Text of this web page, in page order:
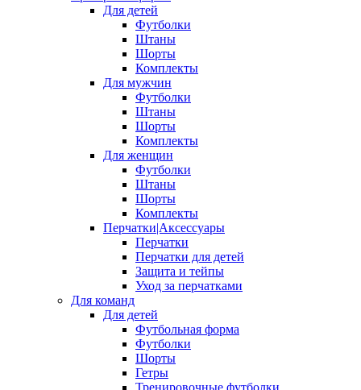
Для детей
Футболки
Штаны
Шорты
Комплекты
Для мужчин
Футболки
Штаны
Шорты
Комплекты
Для женщин
Футболки
Штаны
Шорты
Комплекты
Перчатки|Аксессуары
Перчатки
Перчатки для детей
Защита и тейпы
Уход за перчатками
Для команд
Для детей
Футбольная форма
Футболки
Шорты
Гетры
Тренировочные футболки